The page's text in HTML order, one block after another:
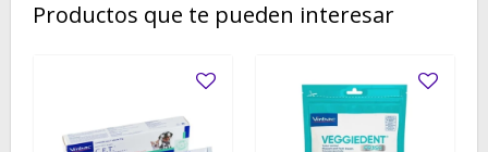
Productos que te pueden interesar